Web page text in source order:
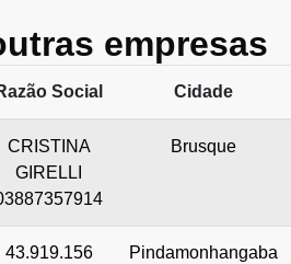
empresas
Social Cidade
CRISTINA
GIRELLI
Brusque
43.919.156
Pindamonhangaba